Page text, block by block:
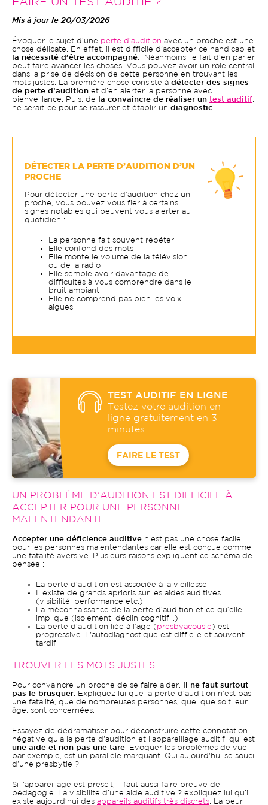
FAIRE UN TEST AUDITIF ?
Mis à jour le 20/03/2026
Évoquer le sujet d’une perte d’audition avec un proche est une
chose délicate. En effet, il est difficile d'accepter ce handicap et
la nécessité d’être accompagné . Néanmoins, le fait d’en parler
peut faire avancer les choses. Vous pouvez avoir un rôle central
dans la prise de décision de cette personne en trouvant les
mots justes. La première chose consiste à détecter des signes
de perte d’audition et d’en alerter la personne avec
bienveillance. Puis; de
la convaincre de réaliser un test auditif
ne serait-ce pour se rassurer et établir un diagnostic
DÉTECTER LA PERTE D’AUDITION D’UN
PROCHE
Pour détecter une perte d’audition chez un
proche, vous pouvez vous fier à certains
signes notables qui peuvent vous alerter au
quotidien :
La personne fait souvent répéter
Elle confond des mots
Elle monte le volume de la télévision
ou de la radio
Elle semble avoir davantage de
difficultés à vous comprendre dans le
bruit ambiant
Elle ne comprend pas bien les voix
aigues
TEST AUDITIF EN LIGNE
Testez votre audition en
ligne gratuitement en 3
minutes
FAIRE LE TEST
UN PROBLÈME D’AUDITION EST DIFFICILE À
ACCEPTER POUR UNE PERSONNE
MALENTENDANTE
Accepter une déficience auditive n’est pas une chose facile
pour les personnes malentendantes car elle est conçue comme
une fatalité aversive. Plusieurs raisons expliquent ce schéma de
pensée :
La perte d’audition est associée à la vieillesse
Il existe de grands aprioris sur les aides auditives
(visibilité, performance etc.)
La méconnaissance de la perte d’audition et ce qu’elle
implique (isolement, déclin cognitif…)
La perte d’audition liée à l’âge ( presbyacousie ) est
progressive. L'autodiagnostique est difficile et souvent
tardif
TROUVER LES MOTS JUSTES
Pour convaincre un proche de se faire aider,
il ne faut surtout
pas le brusquer . Expliquez lui que la perte d’audition n’est pas
une fatalité, que de nombreuses personnes, quel que soit leur
âge, sont concernées.
Essayez de dédramatiser pour déconstruire cette connotation
négative qu’a la perte d'audition et l’appareillage auditif, qui est
une aide et non pas une tare . Evoquer les problèmes de vue
par exemple, est un parallèle marquant. Qui aujourd'hui se souci
d'une presbytie ?
Si l'appareillage est prescit, il faut aussi faire preuve de
pédagogie. La visibilité d’une aide auditive ? expliquez lui qu’il
existe aujourd’hui des appareils auditifs très discrets . La peur